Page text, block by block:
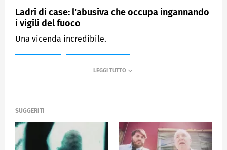
Ladri di case: l'abusiva che occupa ingannando
i vigili del fuoco
Una vicenda incredibile.
SUGGERITI